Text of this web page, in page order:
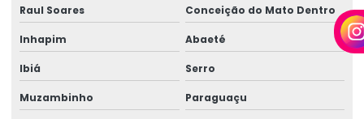
Perícia indireta de insalubridade
Perícia de insalubridade
Raul Soares Conceição do Mato Dentro
Inhapim Abaeté
Ibiá Serro
Muzambinho Paraguaçu